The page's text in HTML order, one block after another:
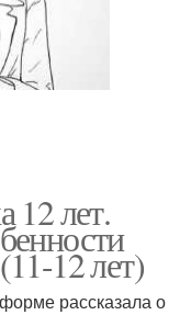
12 лет.
12 лет)
рассказала о